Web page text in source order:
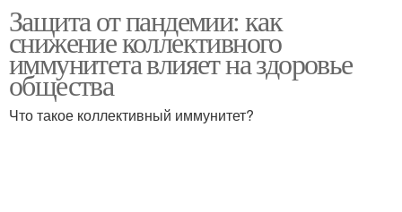
Защита от пандемии: как
снижение коллективного
иммунитета влияет на здоровье
общества
Что такое коллективный иммунитет?